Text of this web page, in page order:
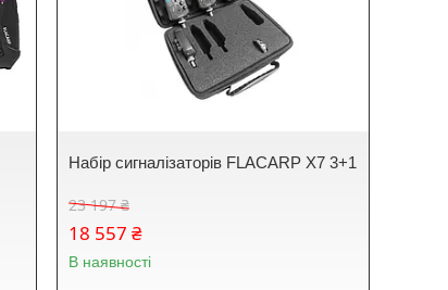
Набір сигналізаторів FLACARP X7 3+1
23 197 ₴
18 557 ₴
В наявності